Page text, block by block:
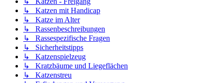
↳ Katzen mit Handicap
↳ Katze im Alter
↳ Rassenbeschreibungen
↳ Rassespezifische Fragen
↳ Sicherheitstipps
↳ Katzenspielzeug
↳ Kratzbäume und Liegeflächen
↳ Katzenstreu